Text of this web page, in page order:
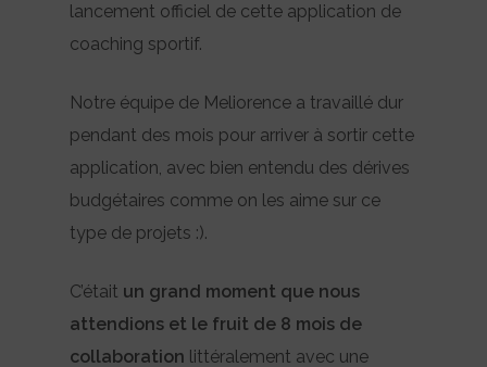
lancement officiel de cette application de
coaching sportif.
Notre équipe de Meliorence a travaillé dur
pendant des mois pour arriver à sortir cette
application, avec bien entendu des dérives
budgétaires comme on les aime sur ce
type de projets :).
C’était un grand moment que nous
attendions et le fruit de 8 mois de
collaboration littéralement avec une